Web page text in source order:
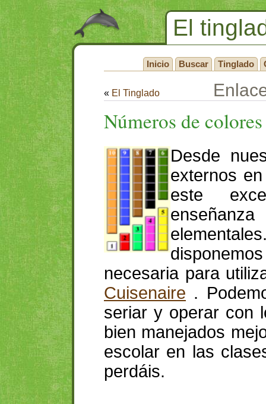
El
Inicio Buscar Tinglado
« El Tinglado
Números de colores
Desde
externos
este
necesaria para
Cuisenaire .
seriar y operar con
bien manejados
escolar en las
perdáis.